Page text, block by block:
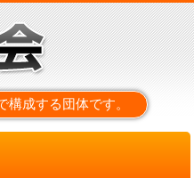
成する団体です。